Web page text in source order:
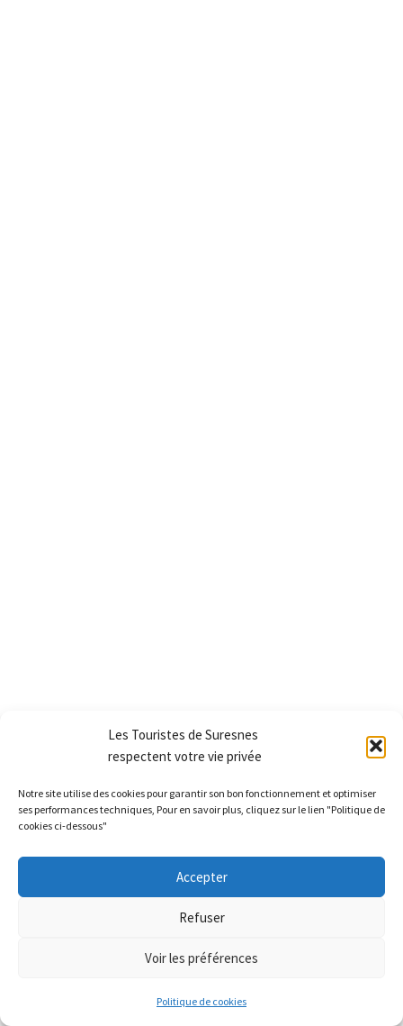
Les Touristes de Suresnes
respectent votre vie privée
Notre site utilise des cookies pour garantir son bon fonctionnement et optimiser
ses performances techniques, Pour en savoir plus, cliquez sur le lien "Politique de
cookies ci-dessous"
Accepter
Refuser
Voir les préférences
Politique de cookies